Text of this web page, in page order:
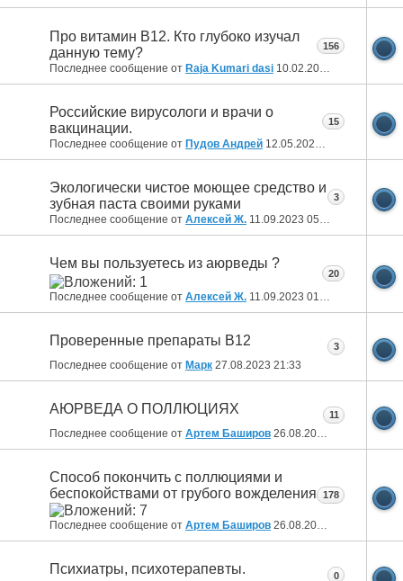
Про витамин В12. Кто глубоко изучал
данную тему?
Последнее сообщение от Raja Kumari dasi 10.02.2025
156
Российские вирусологи и врачи о
вакцинации.
Последнее сообщение от Пудов Андрей 12.05.2024
15
Экологически чистое моющее средство и
зубная паста своими руками
Последнее сообщение от Алексей Ж. 11.09.2023 05:35
3
Чем вы пользуетесь из аюрведы ?
Последнее сообщение от Алексей Ж. 11.09.2023 01:58
20
Проверенные препараты В12
Последнее сообщение от Марк 27.08.2023 21:33
3
АЮРВЕДА О ПОЛЛЮЦИЯХ
Последнее сообщение от Артем Баширов 26.08.2023
11
Способ покончить с поллюциями и
беспокойствами от грубого вожделения
Последнее сообщение от Артем Баширов 26.08.2023
178
Психиатры, психотерапевты. 0